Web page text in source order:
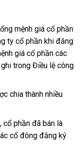
mệnh giá cổ phần
ty cổ phần khi đăng
giá cổ phần các
trong Điều lệ công
chia thành nhiều
cổ phần đã bán là
cổ đông đăng ký